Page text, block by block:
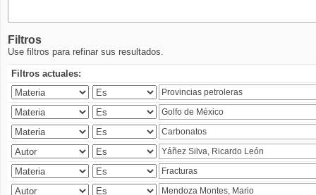
Filtros
Use filtros para refinar sus resultados.
Filtros actuales: